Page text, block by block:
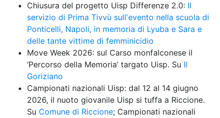
Chiusura del progetto Uisp Differenze 2.0: Il
servizio di Prima Tivvù sull'evento nella scuola di
Ponticelli, Napoli, in memoria di Lyuba e Sara e
delle tante vittime di femminicidio
Move Week 2026: sul Carso monfalconese il
‘Percorso della Memoria’ targato Uisp. Su Il
Goriziano
Campionati nazionali Uisp: dal 12 al 14 giugno
2026, il nuoto giovanile Uisp si tuffa a Riccione.
Su Comune di Riccione; Campionati nazionali